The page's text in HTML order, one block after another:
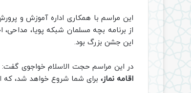
این مراسم با همکاری اداره آموزش و
از برنامه بچه مسلمان شبکه پویا،
این جشن بزرگ بود.
در این مراسم حجت الاسلام خواجوی گفت:
اقامه نماز، برای شما شروع خواهد شد، که